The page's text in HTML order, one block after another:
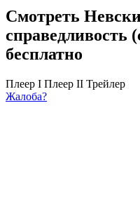
Смотреть
справедливость
бесплатно
Плеер I Плеер II Трейлер
Жалоба?